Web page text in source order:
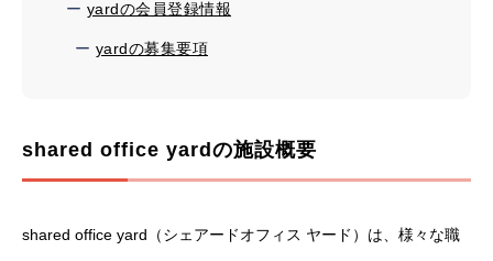
yardの会員登録情報
yardの募集要項
shared office yardの施設概要
shared office yard（シェアードオフィス ヤード）は、様々な職